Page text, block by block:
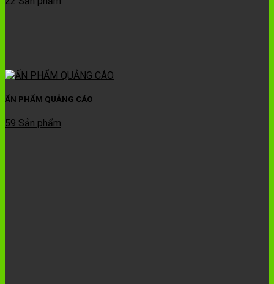
ẤN PHẨM QUẢNG CÁO
59 Sản phẩm